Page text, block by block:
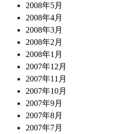
2008年5月
2008年4月
2008年3月
2008年2月
2008年1月
2007年12月
2007年11月
2007年10月
2007年9月
2007年8月
2007年7月